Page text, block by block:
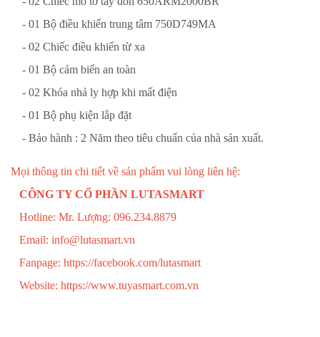
- 01 Bộ điều khiển trung tâm 750D749MA
- 02 Chiếc điều khiển từ xa
- 01 Bộ cảm biến an toàn
- 02 Khóa nhả ly hợp khi mất điện
- 01 Bộ phụ kiện lắp đặt
- Bảo hành : 2 Năm theo tiêu chuẩn của nhà sản xuất.
Mọi thông tin chi tiết về sản phẩm vui lòng liên hệ:
CÔNG TY CỔ PHẦN LUTASMART
Hotline: Mr. Lượng: 096.234.8879
Email: info@lutasmart.vn
Fanpage: https://facebook.com/lutasmart
Website: https://www.tuyasmart.com.vn